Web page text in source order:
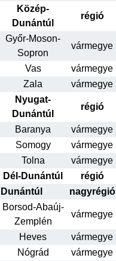
Közép-
Dunántúl
régió
Győr-Moson-
Sopron
vármegye
Vas vármegye
Zala
vármegye
Nyugat-
Dunántúl
régió
Baranya vármegye
Somogy
vármegye
Tolna
vármegye
Dél-Dunántúl
régió
Dunántúl
nagyrégió
Borsod-Abaúj-
Zemplén
vármegye
Heves vármegye
Nógrád
vármegye